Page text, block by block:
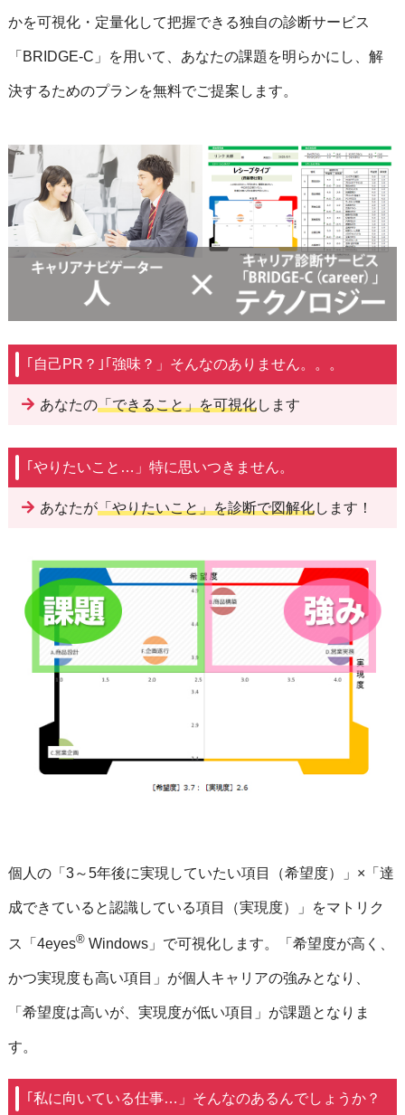
かを可視化・定量化して把握できる独自の診断サービス
「BRIDGE-C」を用いて、あなたの課題を明らかにし、解
決するためのプランを無料でご提案します。
｢自己PR？｣｢強味？」そんなのありません。。。
あなたの「できること」を可視化します
｢やりたいこと…」特に思いつきません。
あなたが「やりたいこと」を診断で図解化します！
個人の「3～5年後に実現していたい項目（希望度）」×「達
成できていると認識している項目（実現度）」をマトリク
ス「4eyes®Windows」で可視化します。「希望度が高く、
かつ実現度も高い項目」が個人キャリアの強みとなり、
「希望度は高いが、実現度が低い項目」が課題となりま
す。
｢私に向いている仕事…」そんなのあるんでしょうか？